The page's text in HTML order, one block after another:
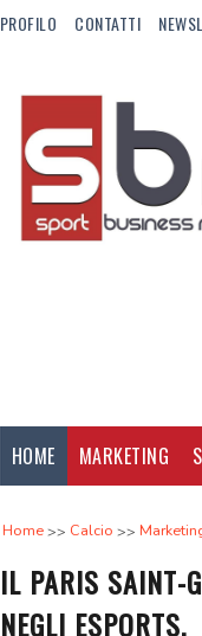
PROFILO CONTATTI
HOME MARKETING
Home Calcio
IL PARIS SAINT-
NEGLI ESPORTS.